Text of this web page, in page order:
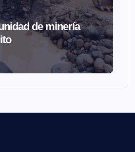
de minería